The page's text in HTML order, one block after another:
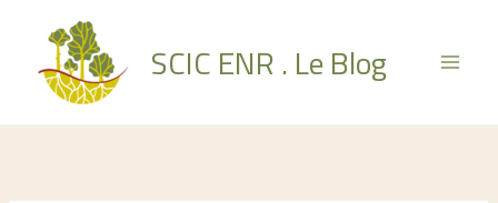
contenu
SCIC ENR . Le Blog